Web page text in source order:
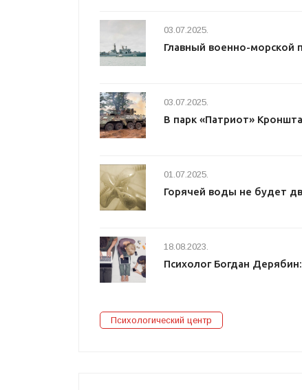
03.07.2025.
Главный военно-
03.07.2025.
В парк «Патриот»
01.07.2025.
Горячей воды не будет
18.08.2023.
Психолог Богдан
Психологический центр